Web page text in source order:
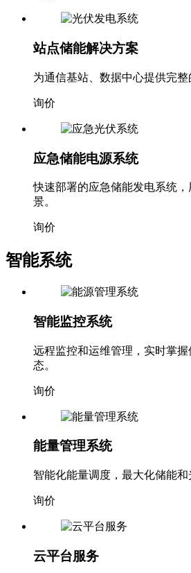
站点储能解决方案
为通信基站、数据中心提供完整
询价
应急储能电源系统
快速部署的应急储能发电系统
景。
询价
智能系统
智能监控系统
远程监控和运维管理，实时掌
态。
询价
能量管理系统
智能化能量调度，最大化储能和
询价
云平台服务